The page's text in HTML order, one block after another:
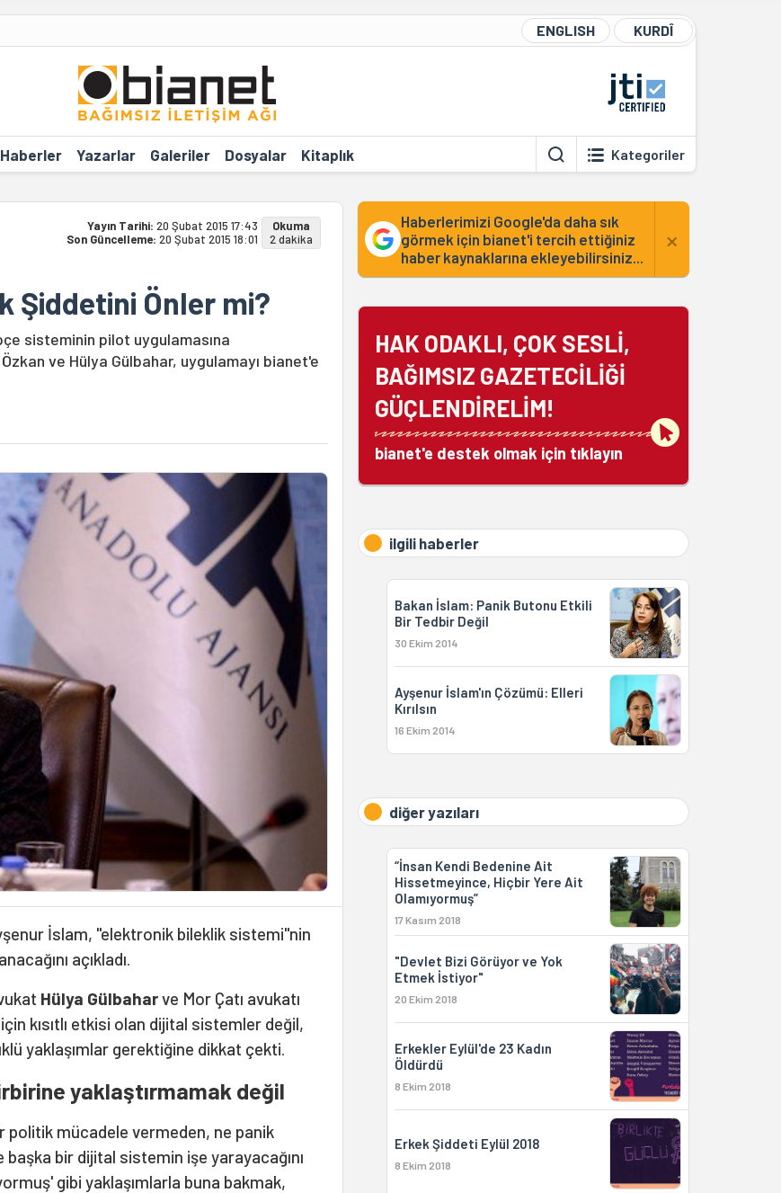
ENGLISH KURDÎ
Haberler Yazarlar Galeriler Dosyalar Kitaplık Kategoriler
Yayın Tarihi: 20 Şubat 2015 17:43
Son Güncelleme: 20 Şubat 2015 18:01
Okuma
2 dakika
Şiddetini Önler mi?
sisteminin pilot uygulamasına
ve Hülya Gülbahar, uygulamayı bianet'e
İslam, "elektronik bileklik sistemi"nin
açıkladı.
Hülya Gülbaharve Mor Çatı avukatı
kısıtlı etkisi olan dijital sistemler değil,
yaklaşımlar gerektiğine dikkat çekti.
yaklaştırmamak değil
politik mücadele vermeden, ne panik
başka bir dijital sistemin işe yarayacağını
gibi yaklaşımlarla buna bakmak,
Haberlerimizi Google'da daha sık
görmek için bianet'i tercih ettiğiniz
haber kaynaklarına ekleyebilirsiniz...
×
HAK ODAKLI, ÇOK SESLİ,
BAĞIMSIZ GAZETECİLİĞİ
GÜÇLENDİRELİM!
bianet'e destek olmak için tıklayın
ilgili haberler
Bakan İslam: Panik Butonu Etkili
Bir Tedbir Değil
30 Ekim 2014
Ayşenur İslam'ın Çözümü: Elleri
Kırılsın
16 Ekim 2014
diğer yazıları
“İnsan Kendi Bedenine Ait
Hissetmeyince, Hiçbir Yere Ait
Olamıyormuş”
17 Kasım 2018
"Devlet Bizi Görüyor ve Yok
Etmek İstiyor"
20 Ekim 2018
Erkekler Eylül'de 23 Kadın
Öldürdü
8 Ekim 2018
Erkek Şiddeti Eylül 2018
8 Ekim 2018